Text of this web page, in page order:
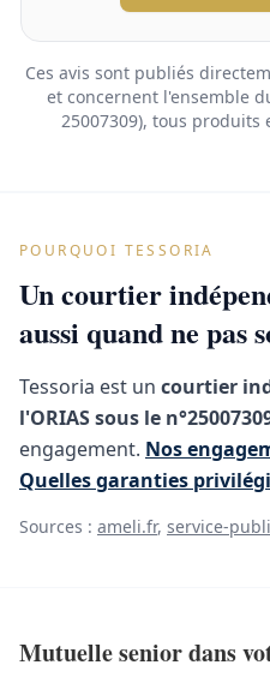
Ces avis sont publiés
et concernent l'ensemble
25007309), tous
POURQUOI TESSORIA
Un courtier
aussi quand ne pas
Tessoria est un courtier
l'ORIAS sous le
engagement. Nos
Quelles garanties
Sources : ameli.fr, service-
Mutuelle senior dans